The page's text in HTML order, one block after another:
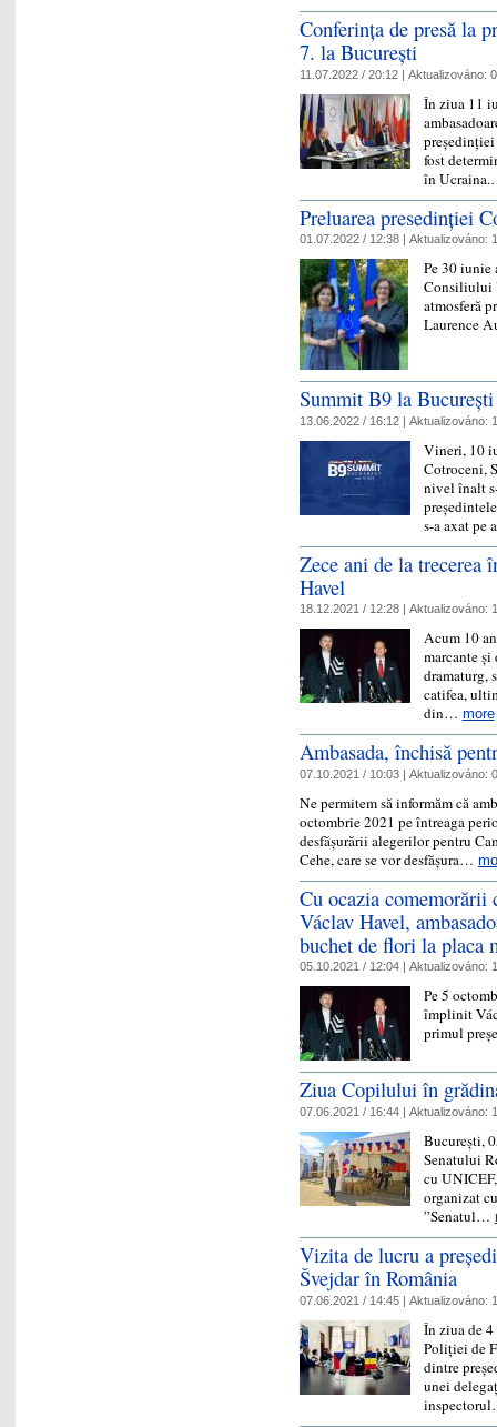
Conferința de presă la
7. la București
11.07.2022 / 20:12 | Aktualizováno:
În ziua 11
fost
în
Preluarea presedinției
01.07.2022 / 12:38 | Aktualizováno:
Pe 30 iunie
Consiliului
atmosferă
Laurence
Summit B9 la București
13.06.2022 / 16:12 | Aktualizováno:
Vineri, 10
Cotroceni,
nivel înalt
s-a axat
Zece ani de la trecerea
Havel
18.12.2021 / 12:28 | Aktualizováno:
Acum 10
marcante
dramaturg,
catifea,
din… more
Ambasada, închisă
07.10.2021 / 10:03 | Aktualizováno:
Ne permitem să informăm că
octombrie 2021 pe întreaga
desfășurării alegerilor pentru
Cehe, care se vor desfășura…
Cu ocazia
Václav Havel,
buchet de flori la placa
05.10.2021 / 12:04 | Aktualizováno:
Pe 5
împlinit
primul
Ziua Copilului în
07.06.2021 / 16:44 | Aktualizováno:
București,
Senatului
cu
organizat
”Senatul…
Vizita de lucru a
Švejdar în România
07.06.2021 / 14:45 | Aktualizováno:
În ziua de
Poliției de
dintre
unei